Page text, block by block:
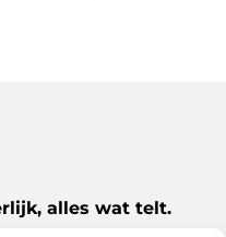
alles wat telt.